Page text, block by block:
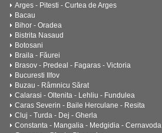
Arges - Pitesti - Curtea de Arges
Bacau
Bihor - Oradea
Bistrita Nasaud
Botosani
Braila - Făurei
Brasov - Predeal - Fagaras - Victoria
Bucuresti Ilfov
Buzau - Râmnicu Sărat
Calarasi - Oltenita - Lehliu - Fundulea
Caras Severin - Baile Herculane - Resita
Cluj - Turda - Dej - Gherla
Constanta - Mangalia - Medgidia - Cernavoda